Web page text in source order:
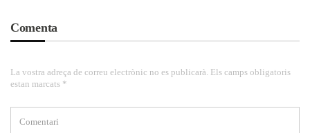
Comenta
La vostra adreça de correu electrònic no es publicarà. Els camps obligatoris
estan marcats *